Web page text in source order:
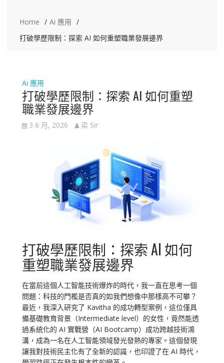
Home
Ai 應用
打破學歷限制：探索 AI 如何重塑職業發展邊界
Ai 應用
打破學歷限制：探索 AI 如何重塑
職業發展邊界
3 6 月, 2026 梁 Sir
打破學歷限制：探索 AI 如何
重塑職業發展邊界
在當前這個人工智能技術爆炸的時代，我一直在思考一個
問題：科技的門檻是否真的如我們想像中那樣高不可攀？
最近，我深入研究了 Kavitha 的成功轉型案例，這位僅具
備基礎教育背景（Intermediate level）的女性，竟然能透
過系統化的 AI 實戰營（AI Bootcamp）成功跨越技術鴻
溝，成為一名在人工智能領域發光發熱的專家。這個發現
讓我對技術民主化有了全新的認識，也印證了在 AI 時代，